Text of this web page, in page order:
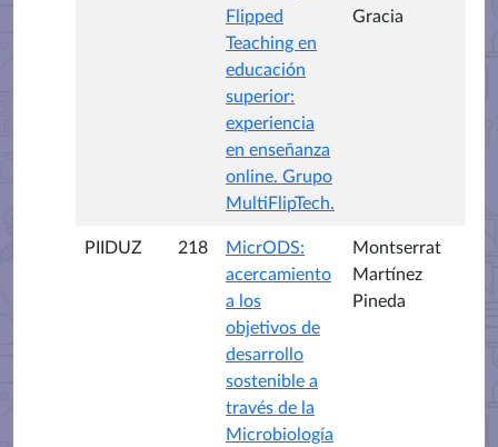
Flipped
Teaching en
educación
superior:
experiencia
en enseñanza
online. Grupo
MultiFlipTech.
Gracia
PIIDUZ 218
MicrODS:
acercamiento
a los
objetivos de
desarrollo
sostenible a
través de la
Microbiología
Montserrat
Martínez
Pineda